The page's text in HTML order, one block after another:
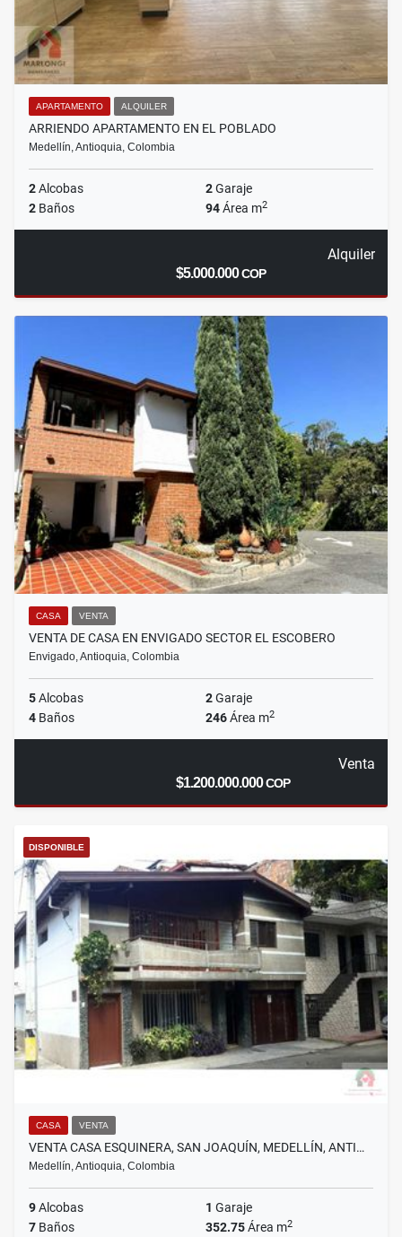
APARTAMENTO ALQUILER
ARRIENDO APARTAMENTO EN EL POBLADO
Medellín, Antioquia, Colombia
2Alcobas 2Garaje
2 Baños 94Área m2
Alquiler
$5.000.000COP
CASA VENTA
VENTA DE CASA EN ENVIGADO SECTOR EL ESCOBERO
Envigado, Antioquia, Colombia
5Alcobas 2Garaje
4 Baños 246Área m2
Venta
$1.200.000.000COP
DISPONIBLE
CASA VENTA
VENTA CASA ESQUINERA, SAN JOAQUÍN, MEDELLÍN, ANTI…
Medellín, Antioquia, Colombia
9Alcobas 1 Garaje
7 Baños 352.75Área m2